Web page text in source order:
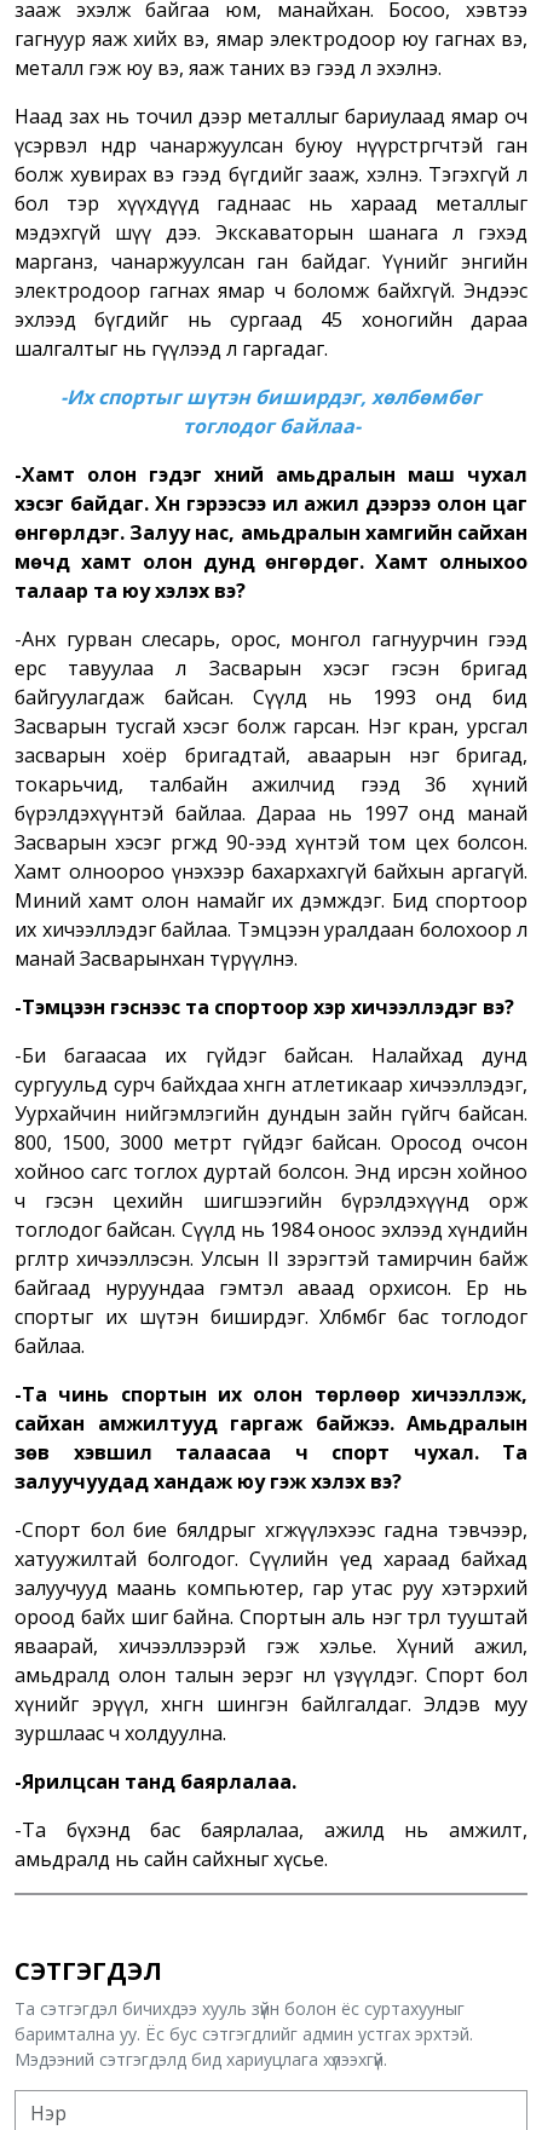
зааж эхэлж байгаа юм, манайхан. Босоо, хэвтээ
гагнуур яаж хийх вэ, ямар электродоор юу гагнах вэ,
металл гэж юу вэ, яаж таних вэ гээд л эхэлнэ.
Наад зах нь точил дээр металлыг бариулаад ямар оч
үсэрвэл өндөр чанаржуулсан буюу нүүрстөрөгчтэй ган
болж хувирах вэ гээд бүгдийг зааж, хэлнэ. Тэгэхгүй л
бол тэр хүүхдүүд гаднаас нь хараад металлыг
мэдэхгүй шүү дээ. Экскаваторын шанага л гэхэд
марганз, чанаржуулсан ган байдаг. Үүнийг энгийн
электродоор гагнах ямар ч боломж байхгүй. Эндээс
эхлээд бүгдийг нь сургаад 45 хоногийн дараа
шалгалтыг нь өгүүлээд л гаргадаг.
-Их спортыг шүтэн биширдэг, хөлбөмбөг
тоглодог байлаа-
-Хамт олон гэдэг хүний амьдралын маш чухал
хэсэг байдаг. Хүн гэрээсээ илүү ажил дээрээ олон цаг
өнгөрүүлдэг. Залуу нас, амьдралын хамгийн сайхан
мөчүүд хамт олон дунд өнгөрдөг. Хамт олныхоо
талаар та юу хэлэх вэ?
-Анх гурван слесарь, орос, монгол гагнуурчин гээд
ерөөсөө тавуулаа л Засварын хэсэг гэсэн бригад
байгуулагдаж байсан. Сүүлд нь 1993 онд бид
Засварын тусгай хэсэг болж гарсан. Нэг кран, урсгал
засварын хоёр бригадтай, аваарын нэг бригад,
токарьчид, талбайн ажилчид гээд 36 хүний
бүрэлдэхүүнтэй байлаа. Дараа нь 1997 онд манай
Засварын хэсэг өргөжөөд 90-ээд хүнтэй том цех болсон.
Хамт олноороо үнэхээр бахархахгүй байхын аргагүй.
Миний хамт олон намайг их дэмждэг. Бид спортоор
их хичээллэдэг байлаа. Тэмцээн уралдаан болохоор л
манай Засварынхан түрүүлнэ.
-Тэмцээн гэснээс та спортоор хэр хичээллэдэг вэ?
-Би багаасаа их гүйдэг байсан. Налайхад дунд
сургуульд сурч байхдаа хөнгөн атлетикаар хичээллэдэг,
Уурхайчин нийгэмлэгийн дундын зайн гүйгч байсан.
800, 1500, 3000 метрт гүйдэг байсан. Оросод очсон
хойноо сагс тоглох дуртай болсон. Энд ирсэн хойноо
ч гэсэн цехийн шигшээгийн бүрэлдэхүүнд орж
тоглодог байсан. Сүүлд нь 1984 оноос эхлээд хүндийн
өргөлтөөр хичээллэсэн. Улсын II зэрэгтэй тамирчин байж
байгаад нуруундаа гэмтэл аваад орхисон. Ер нь
спортыг их шүтэн биширдэг. Хөлбөмбөг бас тоглодог
байлаа.
-Та чинь спортын их олон төрлөөр хичээллэж,
сайхан амжилтууд гаргаж байжээ. Амьдралын
зөв хэвшил талаасаа ч спорт чухал. Та
залуучуудад хандаж юу гэж хэлэх вэ?
-Спорт бол бие бялдрыг хөгжүүлэхээс гадна тэвчээр,
хатуужилтай болгодог. Сүүлийн үед хараад байхад
залуучууд маань компьютер, гар утас руу хэтэрхий
ороод байх шиг байна. Спортын аль нэг төрөл тууштай
яваарай, хичээллээрэй гэж хэлье. Хүний ажил,
амьдралд олон талын эерэг нөлөө үзүүлдэг. Спорт бол
хүнийг эрүүл, хөнгөн шингэн байлгалдаг. Элдэв муу
зуршлаас ч холдуулна.
-Ярилцсан танд баярлалаа.
-Та бүхэнд бас баярлалаа, ажилд нь амжилт,
амьдралд нь сайн сайхныг хүсье.
СЭТГЭГДЭЛ
Та сэтгэгдэл бичихдээ хууль зүйн болон ёс суртахууныг
баримтална уу. Ёс бус сэтгэгдлийг админ устгах эрхтэй.
Мэдээний сэтгэгдэлд бид хариуцлага хүлээхгүй.